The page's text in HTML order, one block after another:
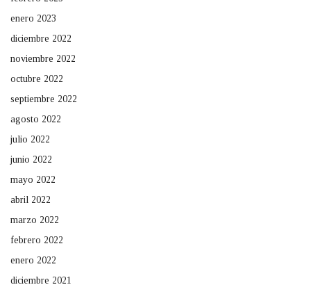
enero 2023
diciembre 2022
noviembre 2022
octubre 2022
septiembre 2022
agosto 2022
julio 2022
junio 2022
mayo 2022
abril 2022
marzo 2022
febrero 2022
enero 2022
diciembre 2021